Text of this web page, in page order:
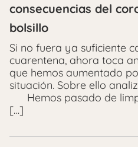
consecuencias del
bolsillo
Si no fuera ya suficiente
cuarentena, ahora toca
que hemos aumentado
situación. Sobre ello
Hemos pasado de
[…]